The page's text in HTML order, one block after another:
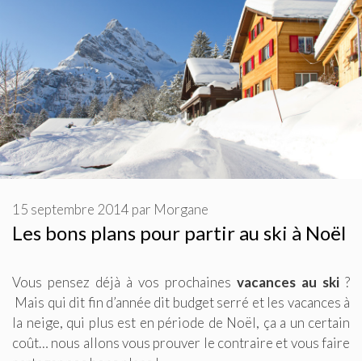
Les bons plans pour partir au ski à Noël
15 septembre 2014 par Morgane
Vous pensez déjà à vos prochaines vacances au ski ?
Mais qui dit fin d’année dit budget serré et les vacances à
la neige, qui plus est en période de Noël, ça a un certain
coût… nous allons vous prouver le contraire et vous faire